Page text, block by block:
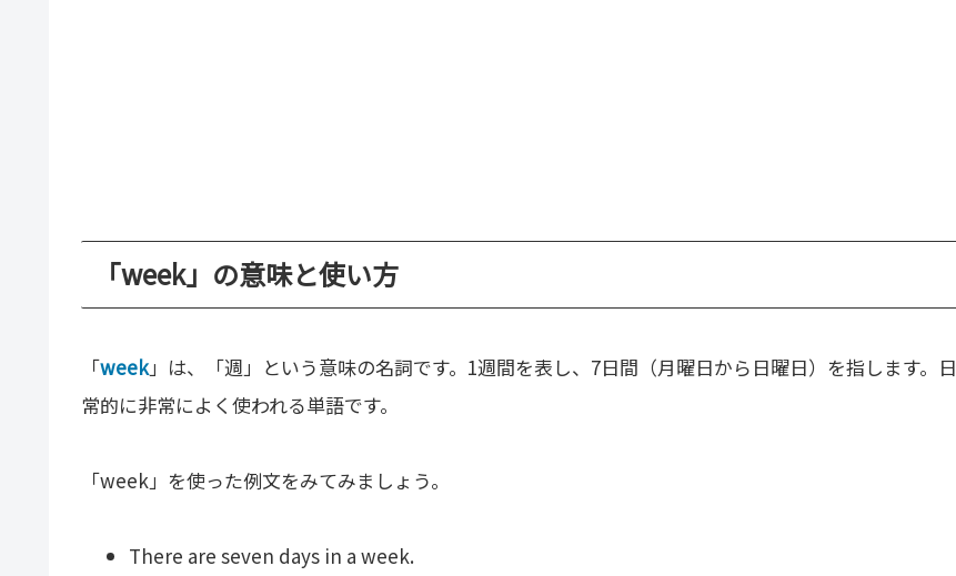
「week」の意味と使い方
「week」は、「週」という意味の名詞です。1週間を表し、7日間（月曜日から日曜日）を指します。日
常的に非常によく使われる単語です。
「week」を使った例文をみてみましょう。
There are seven days in a week.